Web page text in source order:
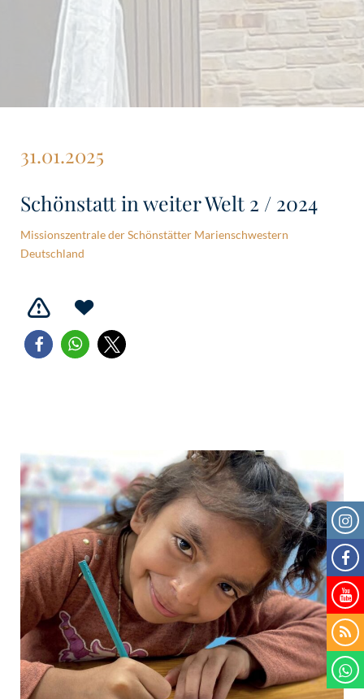
31.01.2025
Schönstatt in weiter Welt 2 / 2024
Missionszentrale der Schönstätter Marienschwestern
Deutschland